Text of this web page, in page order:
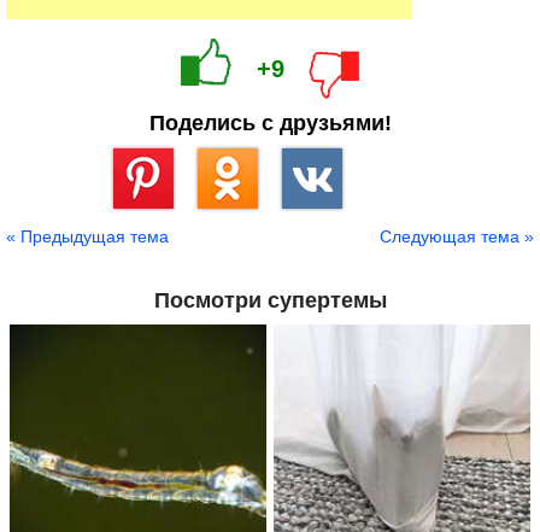
+9
Поделись с друзьями!
« Предыдущая тема Следующая тема »
Посмотри супертемы